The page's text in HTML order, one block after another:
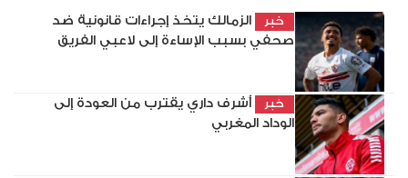
خبر
الزمالك يتخذ إجراءات قانونية ضد
صحفي بسبب الإساءة إلى لاعبي الفريق
خبر
أشرف داري يقترب من العودة إلى
الوداد المغربي